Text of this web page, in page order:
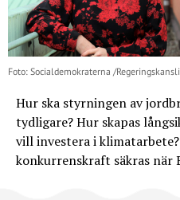
Foto: Socialdemokraterna /
Hur ska styrningen av
tydligare? Hur skapas
vill investera i
konkurrenskraft säkras när